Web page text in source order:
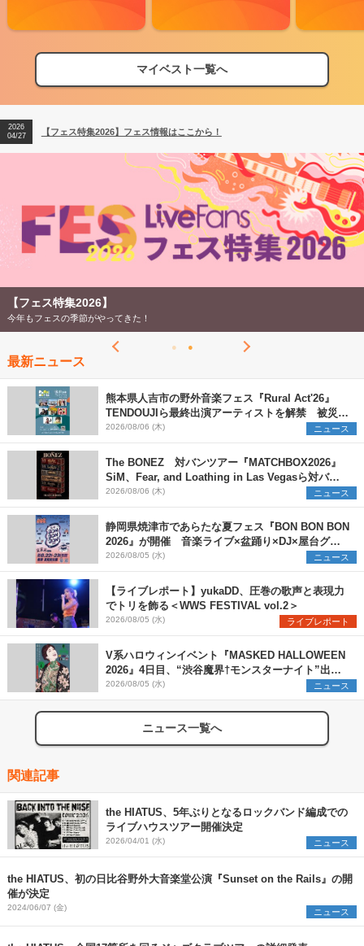
マイベスト一覧へ
【フェス特集2026】フェス情報はここから！
【ライブ動員ランキング】2026年上半期編発表！
2026
04/27
【フェス特集2026】フェス情報はここから！
2026
【ライブ動員ランキング】2026年上半期編発表！
【フェス特集2026】
今年もフェスの季節がやってきた！
最新ニュース
熊本県人吉市の野外音楽フェス『Rural Act'26』
TENDOUJIら最終出演アーティストを解禁 被災地
支援プロジェクトの始動も発表
2026/08/06 (木) ニュース
The BONEZ 対バンツアー『MATCHBOX2026』
SiM、Fear, and Loathing in Las Vegasら対バン
アーティストを一斉解禁
2026/08/06 (木) ニュース
静岡県焼津市であらたな夏フェス『BON BON BON
2026』が開催 音楽ライブ×盆踊り×DJ×屋台グル
メ×ランタンナイトで彩る2日間
2026/08/05 (水) ニュース
【ライブレポート】yukaDD、圧巻の歌声と表現力
でトリを飾る＜WWS FESTIVAL vol.2＞
2026/08/05 (水) ライブレポート
V系ハロウィンイベント『MASKED HALLOWEEN
2026』4日目、“渋谷魔界†モンスターナイト”出演6
組を発表
2026/08/05 (水) ニュース
ニュース一覧へ
関連記事
the HIATUS、5年ぶりとなるロックバンド編成での
ライブハウスツアー開催決定
2026/04/01 (水) ニュース
the HIATUS、初の日比谷野外大音楽堂公演『Sunset on the Rails』の開
催が決定
2024/06/07 (金) ニュース